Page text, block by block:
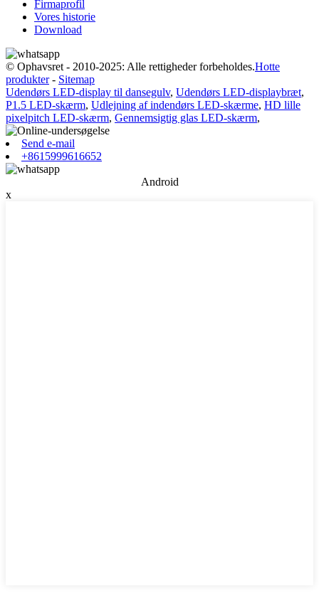
Firmaprofil
Vores historie
Download
© Ophavsret - 2010-2025: Alle rettigheder forbeholdes.Hotte
produkter- Sitemap
Udendørs LED-display til dansegulv, Udendørs LED-displaybræt,
P1.5 LED-skærm, Udlejning af indendørs LED-skærme, HD lille
pixelpitch LED-skærm, Gennemsigtig glas LED-skærm,
Send e-mail
+8615999616652
Android
x